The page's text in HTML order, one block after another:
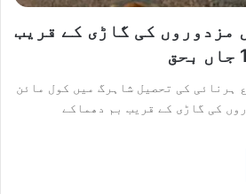
مزدوروں کی گاڑی کے قریب
ہرنائی کی تحصیل شاہرگ میں کول مائن
کی گاڑی کے قریب بم دھماکے